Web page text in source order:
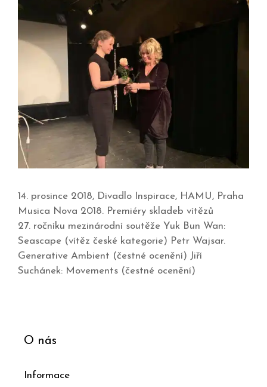
14. prosince 2018, Divadlo Inspirace, HAMU, Praha
Musica Nova 2018. Premiéry skladeb vítězů
27. ročníku mezinárodní soutěže Yuk Bun Wan:
Seascape (vítěz české kategorie) Petr Wajsar.
Generative Ambient (čestné ocenění) Jiří
Suchánek: Movements (čestné ocenění)
O nás
Informace